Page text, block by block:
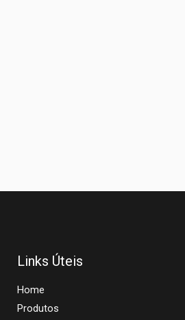
Links Úteis
Home
Produtos